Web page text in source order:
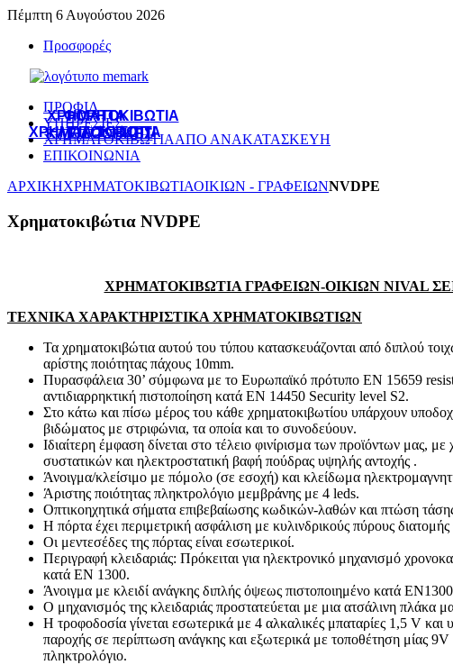
Πέμπτη 6 Αυγούστου 2026
Προσφορές
ΠΡΟΦΙΛ
ΥΠΗΡΕΣΙΕΣ
ΧΡΗΜΑΤΟΚΙΒΩΤΙΑΑΠΟ ΑΝΑΚΑΤΑΣΚΕΥΗ
ΕΠΙΚΟΙΝΩΝΙΑ
ΑΡΧΙΚΗΧΡΗΜΑΤΟΚΙΒΩΤΙΑΟΙΚΙΩΝ - ΓΡΑΦΕΙΩΝNVDPE
Χρηματοκιβώτια NVDPE
ΧΡΗΜΑΤΟΚΙΒΩΤΙΑ ΓΡΑΦΕΙΩΝ-ΟΙΚΙΩΝ NIVAL
ΤΕΧΝΙΚΑ ΧΑΡΑΚΤΗΡΙΣΤΙΚΑ ΧΡΗΜΑΤΟΚΙΒΩΤΙΩΝ
Τα χρηματοκιβώτια αυτού του τύπου κατασκευάζονται από διπλού
αρίστης ποιότητας πάχους 10mm.
Πυρασφάλεια 30’ σύμφωνα με το Ευρωπαϊκό πρότυπο ΕΝ 15659
αντιδιαρρηκτική πιστοποίηση κατά ΕΝ 14450 Security level S2.
Στο κάτω και πίσω μέρος του κάθε χρηματοκιβωτίου υπάρχουν
βιδώματος με στριφώνια, τα οποία και το συνοδεύουν.
Ιδιαίτερη έμφαση δίνεται στο τέλειο φινίρισμα των προϊόντων μας,
συστατικών και ηλεκτροστατική βαφή πούδρας υψηλής αντοχής .
Άνοιγμα/κλείσιμο με πόμολο (σε εσοχή) και κλείδωμα
Άριστης ποιότητας πληκτρολόγιο μεμβράνης με 4 leds.
Οπτικοηχητικά σήματα επιβεβαίωσης κωδικών-λαθών και πτώση
Η πόρτα έχει περιμετρική ασφάλιση με κυλινδρικούς πύρους
Οι μεντεσέδες της πόρτας είναι εσωτερικοί.
Περιγραφή κλειδαριάς: Πρόκειται για ηλεκτρονικό μηχανισμό
κατά ΕΝ 1300.
Άνοιγμα με κλειδί ανάγκης διπλής όψεως πιστοποιημένο κατά
Ο μηχανισμός της κλειδαριάς προστατεύεται με μια ατσάλινη πλάκα
Η τροφοδοσία γίνεται εσωτερικά με 4 αλκαλικές μπαταρίες 1,5 V και
παροχής σε περίπτωση ανάγκης και εξωτερικά με τοποθέτηση μίας 9V
πληκτρολόγιο.
ΚΛΕΙΔΟΘΗΚΕΣ
ΦΟΡΗΤΑ
ΧΡΗΜΑΤΟΚΙΒΩΤΙΑ
ΧΡΗΜΑΤΟΚΙΒΩΤΙΑ
ΓΙΑ ΤΟ ΣΠΙΤΙ